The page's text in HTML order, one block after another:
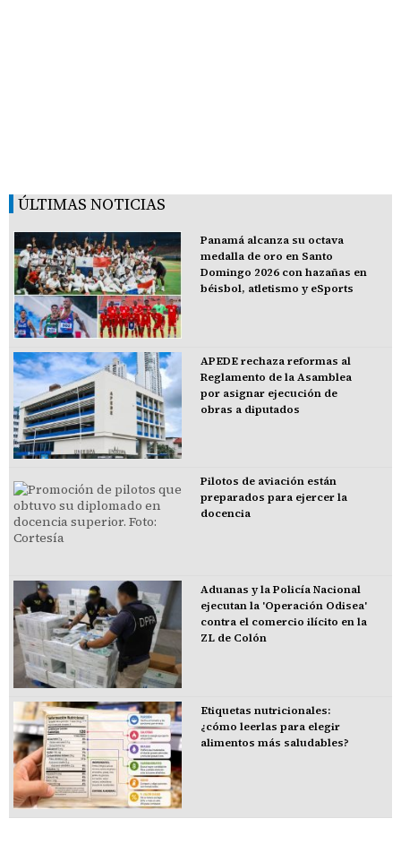
ÚLTIMAS NOTICIAS
Panamá alcanza su octava
medalla de oro en Santo
Domingo 2026 con hazañas en
béisbol, atletismo y eSports
APEDE rechaza reformas al
Reglamento de la Asamblea
por asignar ejecución de
obras a diputados
Pilotos de aviación están
preparados para ejercer la
docencia
Aduanas y la Policía Nacional
ejecutan la 'Operación Odisea'
contra el comercio ilícito en la
ZL de Colón
Etiquetas nutricionales:
¿cómo leerlas para elegir
alimentos más saludables?